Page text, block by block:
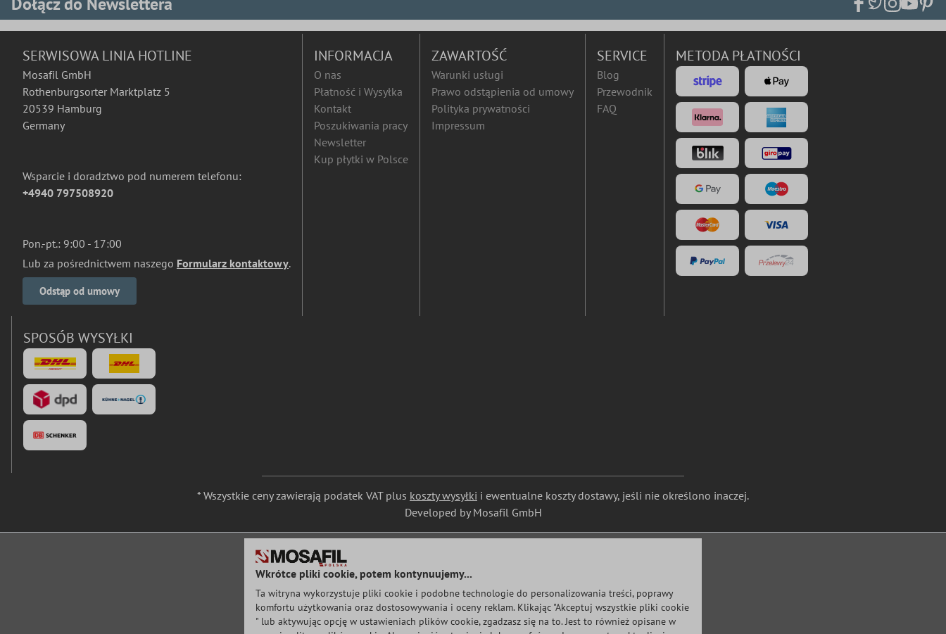
SERWISOWA LINIA HOTLINE
Mosafil GmbH
Rothenburgsorter Marktplatz 5
20539 Hamburg
Germany
Wsparcie i doradztwo pod numerem telefonu:
+4940 797508920
Pon.-pt.: 9:00 - 17:00
Lub za pośrednictwem naszego Formularz kontaktowy.
Odstąp od umowy
INFORMACJA
O nas
Płatność i Wysyłka
Kontakt
Poszukiwania pracy
Newsletter
Kup płytki w Polsce
ZAWARTOŚĆ
Warunki usługi
Prawo odstąpienia od umowy
Polityka prywatności
Impressum
SERVICE
Blog
Przewodnik
FAQ
METODA PŁATNOŚCI
SPOSÓB WYSYŁKI
* Wszystkie ceny zawierają podatek VAT plus koszty wysyłki i ewentualne koszty dostawy, jeśli nie określono inaczej.
Developed by Mosafil GmbH
Wkrótce pliki cookie, potem kontynuujemy...
Ta witryna wykorzystuje pliki cookie i podobne technologie do personalizowania treści, poprawy
komfortu użytkowania oraz dostosowywania i oceny reklam. Klikając "Akceptuj wszystkie pliki cookie
" lub aktywując opcję w ustawieniach plików cookie, zgadzasz się na to. Jest to również opisane w